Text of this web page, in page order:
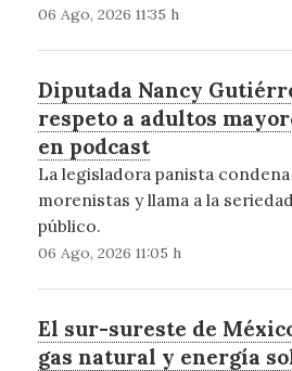
06 Ago, 2026 11:35 h
Diputada Nancy
respeto a adultos
en podcast
La legisladora panista
morenistas y llama a la
público.
06 Ago, 2026 11:05 h
El sur-sureste de
gas natural y energía